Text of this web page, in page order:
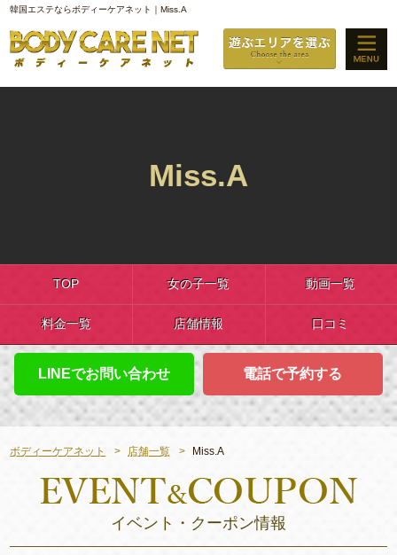
韓国エステならボディーケアネット｜Miss.A
Miss.A
TOP 女の子一覧 動画一覧
料金一覧 店舗情報 口コミ
LINEでお問い合わせ 電話で予約する
ボディーケアネット 店舗一覧 Miss.A
イベント・クーポン情報